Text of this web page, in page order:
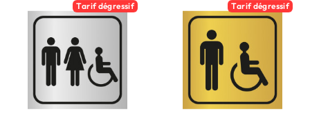
Tarif dégressif Tarif dégressif